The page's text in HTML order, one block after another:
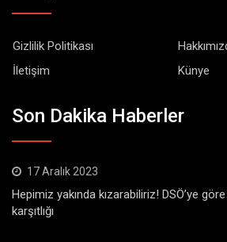
Gizlilik Politikası
İletişim
Künye
Son Dakika Haberler
17 Aralık 2023
Hepimiz yakında kızarabiliriz! DSÖ’ye
karşıtlığı